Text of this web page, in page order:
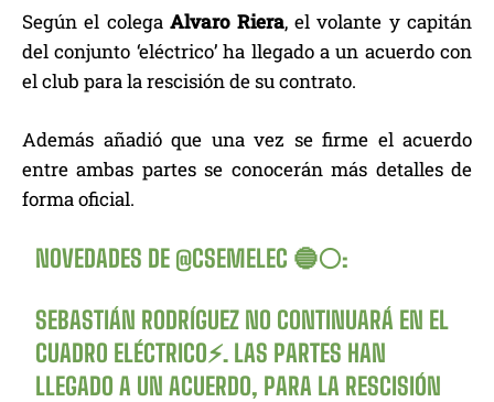
Según el colegaAlvaro Riera, el volante y capitán
del conjunto ‘eléctrico’ ha llegado a un acuerdo con
el club para la rescisión de su contrato.
Además añadió que una vez se firme el acuerdo
entre ambas partes se conocerán más detalles de
forma oficial.
NOVEDADES DE @CSEMELEC 🔵⚪️:
SEBASTIÁN RODRÍGUEZ NO CONTINUARÁ EN EL
CUADRO ELÉCTRICO⚡️. LAS PARTES HAN
LLEGADO A UN ACUERDO, PARA LA RESCISIÓN